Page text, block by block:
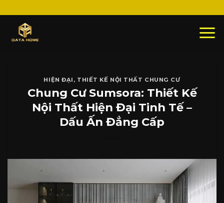
to
content
HIỆN ĐẠI , THIẾT KẾ NỘI THẤT CHUNG CƯ
Chung Cư Sumsora: Thiết Kế
Nội Thất Hiện Đại Tinh Tế –
Dấu Ấn Đẳng Cấp